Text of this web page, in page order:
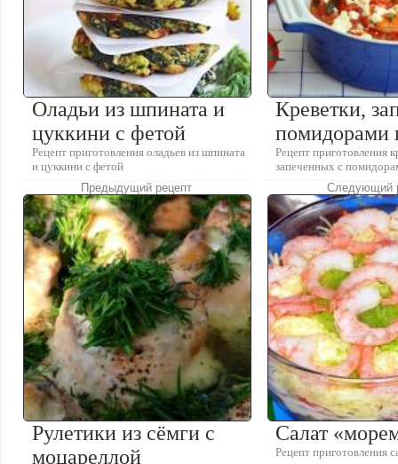
Оладьи из шпината и
цуккини с фетой
Рецепт приготовления оладьев из шпината
и цуккини с фетой
Креветки,
помидорами
Рецепт приготовления
запеченных с
Предыдущий рецепт
Рулетики из сёмги с
моцареллой
Следующий
Салат
Рецепт приготовления